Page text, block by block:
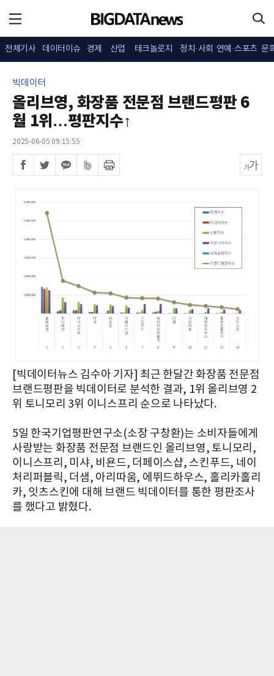
전체기사 데이터이슈 경제 산업 테크놀로지 정치·사회 연예·스포츠 문
빅데이터
올리브영, 화장품 전문점 브랜드평판 6
월 1위…평판지수↑
2025-06-05 09:15:55
[빅데이터뉴스 김수아 기자] 최근 한달간 화장품 전문점
브랜드평판을 빅데이터로 분석한 결과, 1위 올리브영 2
위 토니모리 3위 이니스프리 순으로 나타났다.
5일 한국기업평판연구소(소장 구창환)는 소비자들에게
사랑받는 화장품 전문점 브랜드인 올리브영, 토니모리,
이니스프리, 미샤, 비욘드, 더페이스샵, 스킨푸드, 네이
처리퍼블릭, 더샘, 아리따움, 에뛰드하우스, 홀리카홀리
카, 잇츠스킨에 대해 브랜드 빅데이터를 통한 평판조사
를 했다고 밝혔다.